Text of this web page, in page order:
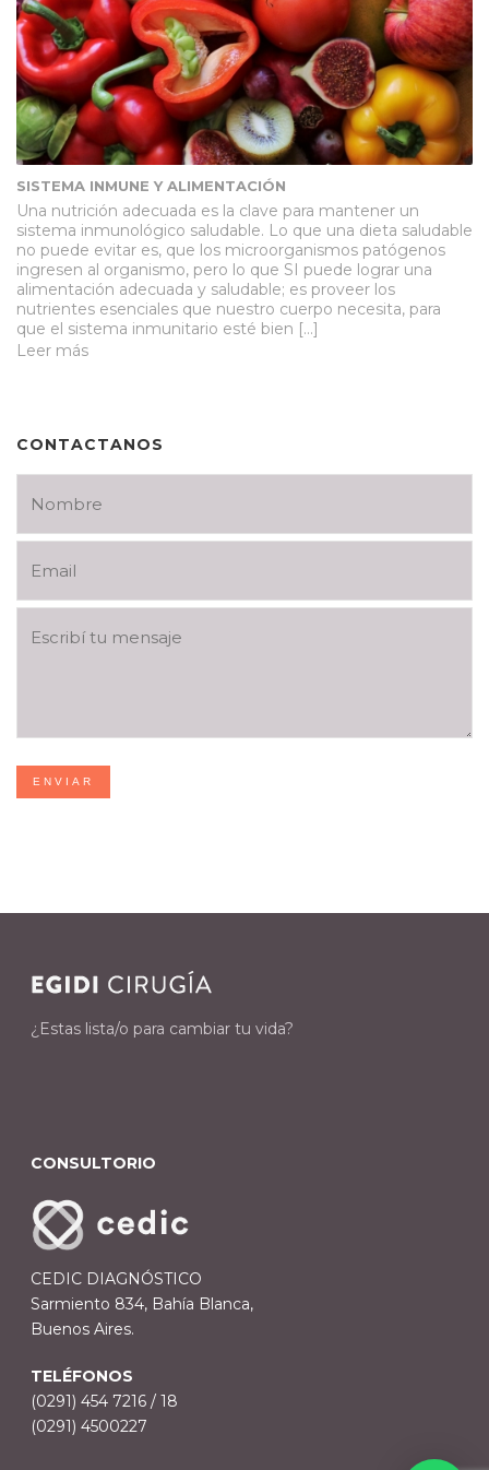
SISTEMA INMUNE Y ALIMENTACIÓN
Una nutrición adecuada es la clave para mantener un
sistema inmunológico saludable. Lo que una dieta saludable
no puede evitar es, que los microorganismos patógenos
ingresen al organismo, pero lo que SI puede lograr una
alimentación adecuada y saludable; es proveer los
nutrientes esenciales que nuestro cuerpo necesita, para
que el sistema inmunitario esté bien […]
Leer más
CONTACTANOS
ENVIAR
¿Estas lista/o para cambiar tu vida?
CONSULTORIO
CEDIC DIAGNÓSTICO
Sarmiento 834, Bahía Blanca,
Buenos Aires.
TELÉFONOS
(0291) 454 7216 / 18
(0291) 4500227